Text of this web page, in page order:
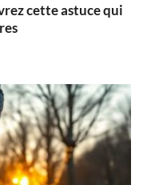
cette astuce qui